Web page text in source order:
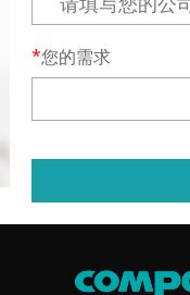
您的需求